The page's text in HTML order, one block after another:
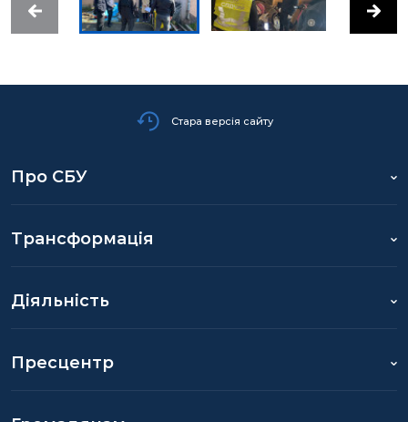
Стара версія сайту
Про СБУ
Трансформація
Діяльність
Пресцентр